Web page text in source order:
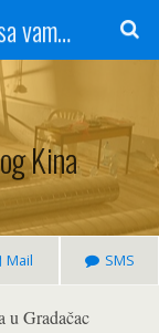
Radio Gradačac - 56 godina sa vama...
Kina
Mail SMS
u Gradačac